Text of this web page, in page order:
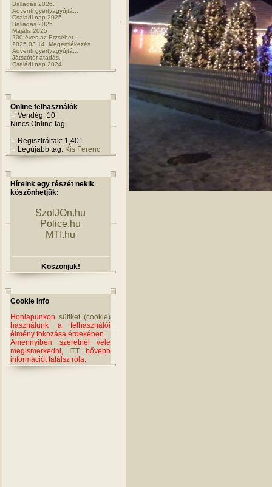
Ballagás 2026.
Adventi gyertyagyújtá...
Családi nap 2025.
Ballagás 2025
Majális 2025
200 éves az Erzsébet ...
2025.03.14. Megemlékezés
Adventi gyertyagyújtá...
Játszótér átadás.
Családi nap 2024.
Online felhasználók
Vendég: 10
Nincs Online tag
Regisztráltak: 1,401
Legújabb tag: Kis Ferenc
Híreink egy részét nekik
köszönhetjük:
SzolJOn.hu
Police.hu
MTI.hu
Köszönjük!
Cookie Info
Honlapunkon sütiket (cookie)
használunk a felhasználói
élmény fokozása érdekében.
Amennyiben szeretnél vele
megismerkedni,
ITT bővebb
információt találsz róla.